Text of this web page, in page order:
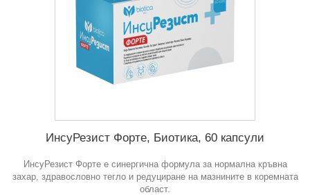
ИнсуРезист Форте, Биотика, 60 капсули
ИнсуРезист Форте е синергична формула за нормална кръвна
захар, здравословно тегло и редуциране на мазнините в коремната
област.